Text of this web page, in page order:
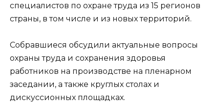
специалистов по охране труда из 15 регионов
страны, в том числе и из новых территорий.
Собравшиеся обсудили актуальные вопросы
охраны труда и сохранения здоровья
работников на производстве на пленарном
заседании, а также круглых столах и
дискуссионных площадках.